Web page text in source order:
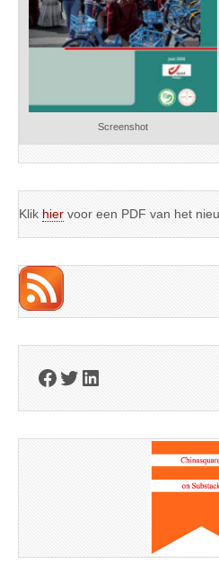
Screenshot
Klik hier voor een PDF van het
Facebook
Twitter
LinkedIn